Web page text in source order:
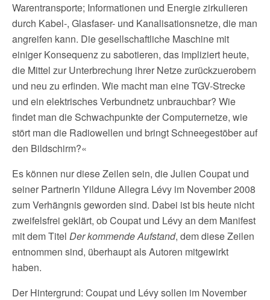
Warentransporte; Informationen und Energie zirkulieren
durch Kabel-, Glasfaser- und Kanalisationsnetze, die man
angreifen kann. Die gesellschaftliche Maschine mit
einiger Konsequenz zu sabotieren, das impliziert heute,
die Mittel zur Unterbrechung ihrer Netze zurückzuerobern
und neu zu erfinden. Wie macht man eine TGV-Strecke
und ein elektrisches Verbundnetz unbrauchbar? Wie
findet man die Schwachpunkte der Computernetze, wie
stört man die Radiowellen und bringt Schneegestöber auf
den Bildschirm?«
Es können nur diese Zeilen sein, die Julien Coupat und
seiner Partnerin Yildune Allegra Lévy im November 2008
zum Verhängnis geworden sind. Dabei ist bis heute nicht
zweifelsfrei geklärt, ob Coupat und Lévy an dem Manifest
mit dem Titel Der kommende Aufstand, dem diese Zeilen
entnommen sind, überhaupt als Autoren mitgewirkt
haben.
Der Hintergrund: Coupat und Lévy sollen im November